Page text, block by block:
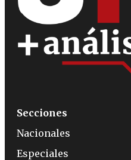
Secciones
Nacionales
Especiales